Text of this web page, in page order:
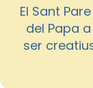
El Sant
del Papa
ser